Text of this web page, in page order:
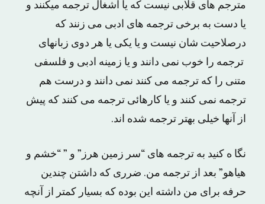
مترجم های قلابی نیست که یا آشغال ترجمه میکنند و
یا دست به برخی ترجمه های ادبی می زنند که
درصلاحیت شان نیست و یا یکی یا هر دوی زبانهای
ترجمه را خوب نمی دانند و یا زمینه ادبی و فلسفی
متنی را که ترجمه می کنند نمی دانند و درست هم
ترجمه نمی کنند و یا کارهائی ترجمه می کنند که پیش
از آنها خیلی بهتر ترجمه شده اند.
نگا ه کنید به ترجمه های “سر زمین هرز” و ” “خشم و
هیاهو” بعد از ترجمه من. ضرری که داشتن چندین
حرفه برای من داشته این بوده که بسیار کمتر از آنچه